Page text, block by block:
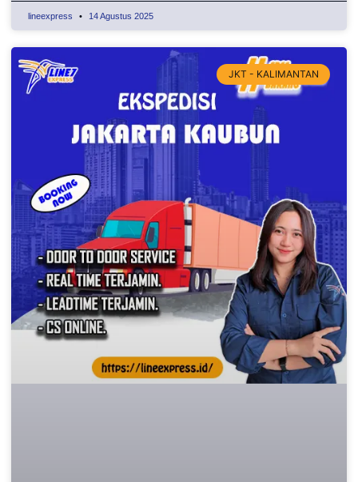
lineexpress 14 Agustus 2025
JKT - KALIMANTAN